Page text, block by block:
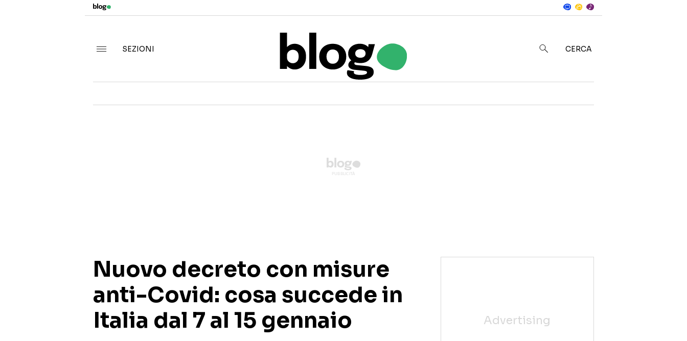
SEZIONI
CERCA
Nuovo decreto con misure
anti-Covid: cosa succede in
Italia dal 7 al 15 gennaio